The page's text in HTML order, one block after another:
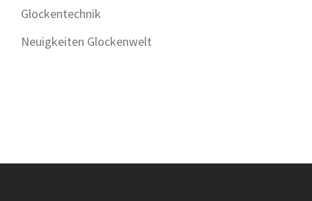
Glockentechnik
Neuigkeiten Glockenwelt